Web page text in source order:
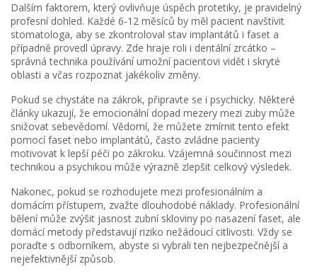
Dalším faktorem, který ovlivňuje úspěch protetiky, je pravidelný
profesní dohled. Každé 6‑12 měsíců by měl pacient navštívit
stomatologa, aby se zkontroloval stav implantátů i faset a
případně provedl úpravy. Zde hraje roli i dentální zrcátko –
správná technika používání umožní pacientovi vidět i skryté
oblasti a včas rozpoznat jakékoliv změny.
Pokud se chystáte na zákrok, připravte se i psychicky. Některé
články ukazují, že emocionální dopad mezery mezi zuby může
snižovat sebevědomí. Vědomí, že můžete zmírnit tento efekt
pomocí faset nebo implantátů, často zvládne pacienty
motivovat k lepší péči po zákroku. Vzájemná součinnost mezi
technikou a psychikou může výrazně zlepšit celkový výsledek.
Nakonec, pokud se rozhodujete mezi profesionálním a
domácím přístupem, zvažte dlouhodobé náklady. Profesionální
bělení může zvýšit jasnost zubní skloviny po nasazení faset, ale
domácí metody představují riziko nežádoucí citlivosti. Vždy se
poraďte s odborníkem, abyste si vybrali ten nejbezpečnější a
nejefektivnější způsob.